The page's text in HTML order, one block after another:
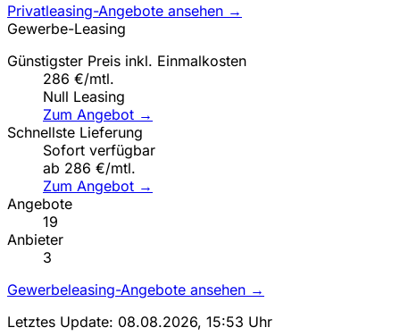
Privatleasing-Angebote ansehen →
Gewerbe-Leasing
Günstigster Preis inkl. Einmalkosten
286 €/mtl.
Null Leasing
Zum Angebot →
Schnellste Lieferung
Sofort verfügbar
ab 286 €/mtl.
Zum Angebot →
Angebote
19
Anbieter
3
Gewerbeleasing-Angebote ansehen →
Letztes Update: 08.08.2026, 15:53 Uhr